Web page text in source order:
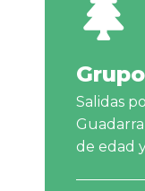
Salidas
de edad